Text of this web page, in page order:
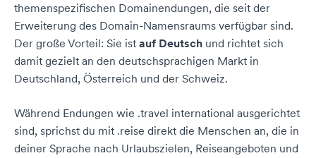
themenspezifischen Domainendungen, die seit der
Erweiterung des Domain-Namensraums verfügbar sind.
Der große Vorteil: Sie ist auf Deutsch und richtet sich
damit gezielt an den deutschsprachigen Markt in
Deutschland, Österreich und der Schweiz.
Während Endungen wie .travel international ausgerichtet
sind, sprichst du mit .reise direkt die Menschen an, die in
deiner Sprache nach Urlaubszielen, Reiseangeboten und